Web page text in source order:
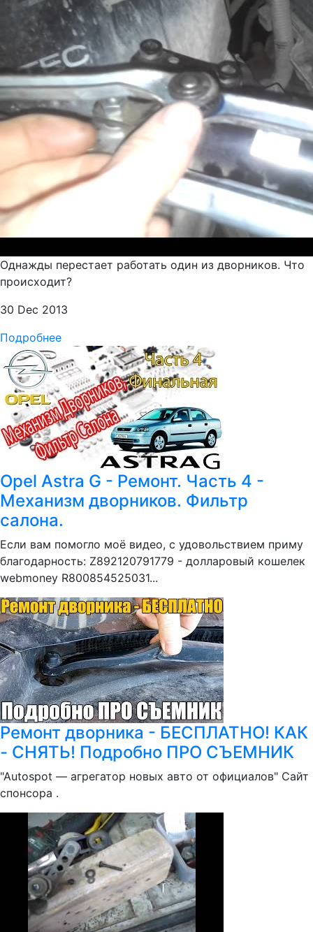
Однажды перестает работать один из дворников. Что
происходит?
30 Dec 2013
Подробнее
Opel Astra G - Ремонт. Часть 4 -
Механизм дворников. Фильтр
салона.
Если вам помогло моё видео, с удовольствием приму
благодарность: Z892120791779 - долларовый кошелек
webmoney R800854525031...
Ремонт дворника - БЕСПЛАТНО! КАК
- СНЯТЬ! Подробно ПРО СЪЕМНИК
"Autospot — агрегатор новых авто от официалов" Сайт
спонсора .